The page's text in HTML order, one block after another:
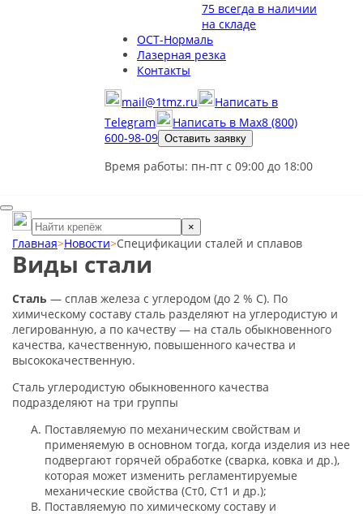
75 всегда в наличии
на складе
ОСТ-Нормаль
Лазерная резка
Контакты
mail@1tmz.ru
Написать в
Telegram
Написать в Max8 (800)
600-98-09 Оставить заявку
Время работы: пн-пт с 09:00 до 18:00
×
Главная>Новости>Спецификации сталей и сплавов
Виды стали
Сталь — сплав железа с углеродом (до 2 % С). По
химическому составу сталь разделяют на углеродистую и
легированную, а по качеству — на сталь обыкновенного
качества, качественную, повышенного качества и
высококачественную.
Сталь углеродистую обыкновенного качества
подразделяют на три группы
Поставляемую по механическим свойствам и
применяемую в основном тогда, когда изделия из нее
подвергают горячей обработке (сварка, ковка и др.),
которая может изменить регламентируемые
механические свойства (Ст0, Ст1 и др.);
Поставляемую по химическому составу и